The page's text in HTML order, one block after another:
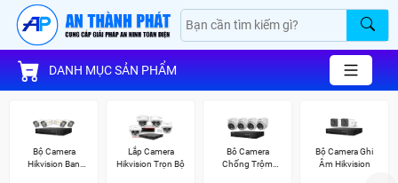
DANH MỤC SẢN PHẨM
Bộ Camera
Hikvision Ban
Lắp Camera
Hikvision Trọn Bộ
Bô Camera
Chống Trộm
Bộ Camera Ghi
Âm Hikvision